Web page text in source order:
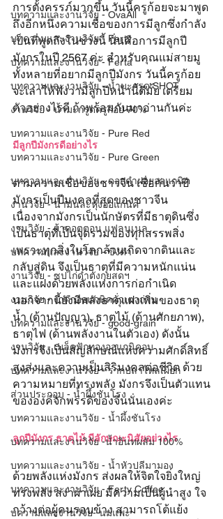
บทความและงานวิจัย - OvaAll
บทความและงานวิจัย - Ferty
บทความและงานวิจัย - Ferta
บทความและงานวิจัย - น้ำมะกรูด SHOT
งานวิจัย - น้ำมะกรูดครูก้อย 70%
บทความและงานวิจัย - Pure Red
บทความและงานวิจัย - Pure Green
บทความและงานวิจัย - ดอกคำฝอยออแกนิค
งานวิจัย - น้ำมันละหุ่งออแกนิค
งานวิจัย - ผ้าคอตตอน แฟลนเนล
บทความและงานวิจัย - ขิงดำ
งานวิจัย - ซุปไก่ดำตังกุยสดฯ
งานวิจัย - งาดำออแกนิคคั่วเตาถ่าน
บทความและงานวิจัย - good-grain
งานวิจัย - เมล็ดฟักทองออแกนิคอบ
บทความและงานวิจัย - รากปลาไหลเผือก
ส่วนประกอบ - น้ำผึ้งชันโรง
บทความและงานวิจัย - น้ำผึ้งชันโรง
บทความและงานวิจัย -น้ำอินทผลัม 100%
บทความและงานวิจัย - น้ำหัวปลีมามอง
บทความและงานวิจัย - Ferty Coffee
บความและงานวิจัย- นมแพะ
การตั้งครรภ์มากขึ้น วันนี้ครูก้อยจะมาพูด
ถึงอีกหนึ่งความเชื่อของการมีลูกซึ่งกำลัง
เป็นที่พูดถึงในช่วงนี้ นั่นคือการมีลูกปี
มังกรในปี 2567 ค่ะ สำหรับคุณแม่สายมู
ทั้งหลายที่อยากมีลูกปีมังกร วันนี้ครูก้อย
จะเล่าให้ฟังว่ามีลูกปีหน้านี้ดีมั้ย เตรียม
ตัวอย่างไรดี ถ้าพร้อมกันมาอ่านกันค่ะ
มีลูกปีมังกรดีอย่างไร
ตามความเชื่อของชาวจีน เชื่อกันว่าปี
มังกรเป็นปีมงคลที่สุดของชาวจีน
เนื่องจากมังกรเป็นนักษัตรที่มีธาตุดินซึ่ง
เป็นธาตุที่เป็นจุดรวมของทุกสรรพสิ่ง
เพราะทุกสิ่งในโลกล้วนเกิดจากดินและ
กลับสู่ดิน จึงเป็นธาตุที่มีความหนักแน่น
และแฝงด้วยพลังแห่งการก่อกำเนิด
นอกจากนี้ยังมีพลังธาตุแฝงเพิ่มของธาตุ
น้ำ (ด้านปัญญา), ธาตุไม้ (ด้านศักยภาพ),
ธาตุไฟ (ด้านพลังงานในตัวเอง) ดังนั้น
มังกรจึงเป็นสัญลักษณ์แห่งความศักดิ์สิทธิ์
สูงส่งและความเป็นสิริมงคลต่อชีวิต ด้วย
ความหมายที่ทรงพลัง มังกรจึงเป็นตัวแทน
ขององค์จักพรรดิของจีนนั่นเองค่ะ
ลูกปีมังกร ธาตุไม้ มีลักษณะนิสัยอย่างไร
ด้วยพลังแห่งมังกร ส่งผลให้จิตใจยิ่งใหญ่
ทรงพลัง สง่าผ่าเผย มีความเป็นผู้นำสูง ใจ
กว้างต่อผู้คนรอบข้าง สามารถโต้แย้ง